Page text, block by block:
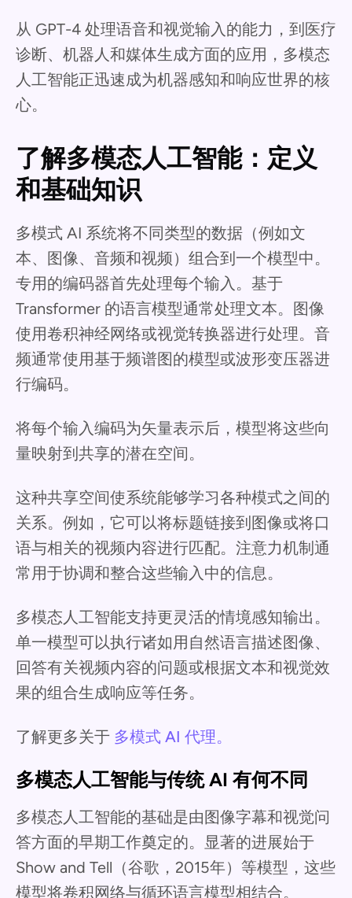
从 GPT-4 处理语音和视觉输入的能力，到医疗
诊断、机器人和媒体生成方面的应用，多模态
人工智能正迅速成为机器感知和响应世界的核
心。
了解多模态人工智能：定义
和基础知识
多模式 AI 系统将不同类型的数据（例如文
本、图像、音频和视频）组合到一个模型中。
专用的编码器首先处理每个输入。基于
Transformer 的语言模型通常处理文本。图像
使用卷积神经网络或视觉转换器进行处理。音
频通常使用基于频谱图的模型或波形变压器进
行编码。
将每个输入编码为矢量表示后，模型将这些向
量映射到共享的潜在空间。
这种共享空间使系统能够学习各种模式之间的
关系。例如，它可以将标题链接到图像或将口
语与相关的视频内容进行匹配。注意力机制通
常用于协调和整合这些输入中的信息。
多模态人工智能支持更灵活的情境感知输出。
单一模型可以执行诸如用自然语言描述图像、
回答有关视频内容的问题或根据文本和视觉效
果的组合生成响应等任务。
了解更多关于 多模式 AI 代理。
多模态人工智能与传统 AI 有何不同
多模态人工智能的基础是由图像字幕和视觉问
答方面的早期工作奠定的。显著的进展始于
Show and Tell（谷歌，2015年）等模型，这些
模型将卷积网络与循环语言模型相结合。